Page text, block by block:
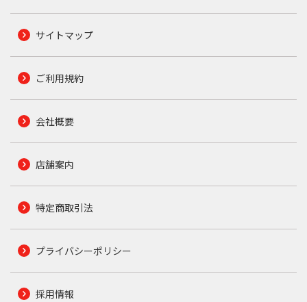
サイトマップ
ご利用規約
会社概要
店舗案内
特定商取引法
プライバシーポリシー
採用情報